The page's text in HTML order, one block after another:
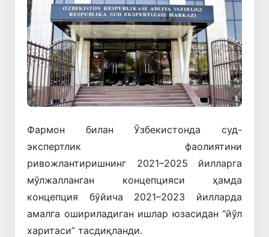
Фармон билан Ўзбекистонда суд-
экспертлик фаолиятини
ривожлантиришнинг 2021–2025 йилларга
мўлжалланган концепцияси ҳамда
концепция бўйича 2021–2023 йилларда
амалга ошириладиган ишлар юзасидан “йўл
харитаси” тасдиқланди.